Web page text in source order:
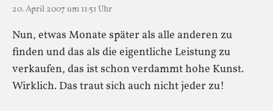
20. April 2007 um 11:51 Uhr
Nun, etwas Monate später als alle anderen zu
finden und das als die eigentliche Leistung zu
verkaufen, das ist schon verdammt hohe Kunst.
Wirklich. Das traut sich auch nicht jeder zu!